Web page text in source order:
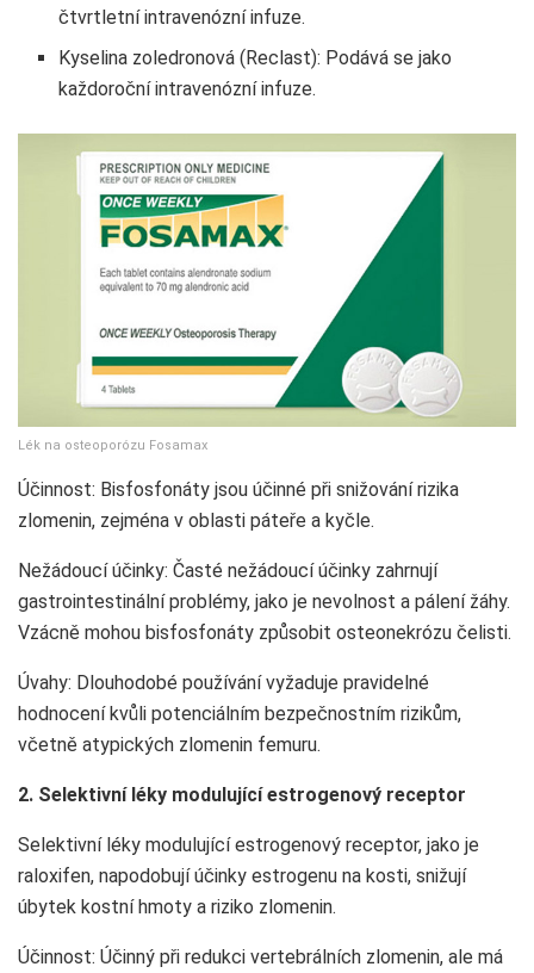
čtvrtletní intravenózní infuze.
Kyselina zoledronová (Reclast): Podává se jako
každoroční intravenózní infuze.
Lék na osteoporózu Fosamax
Účinnost: Bisfosfonáty jsou účinné při snižování rizika
zlomenin, zejména v oblasti páteře a kyčle.
Nežádoucí účinky: Časté nežádoucí účinky zahrnují
gastrointestinální problémy, jako je nevolnost a pálení žáhy.
Vzácně mohou bisfosfonáty způsobit osteonekrózu čelisti.
Úvahy: Dlouhodobé používání vyžaduje pravidelné
hodnocení kvůli potenciálním bezpečnostním rizikům,
včetně atypických zlomenin femuru.
2. Selektivní léky modulující estrogenový receptor
Selektivní léky modulující estrogenový receptor, jako je
raloxifen, napodobují účinky estrogenu na kosti, snižují
úbytek kostní hmoty a riziko zlomenin.
Účinnost: Účinný při redukci vertebrálních zlomenin, ale má